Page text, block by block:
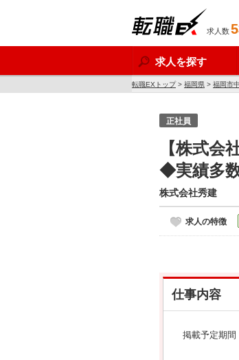
求人数
求人を探す
転職EXトップ> 福岡県 > 福岡市
正社員
【株式会
◆実績多
株式会社秀建
求人の特徴
仕事内容
掲載予定期間